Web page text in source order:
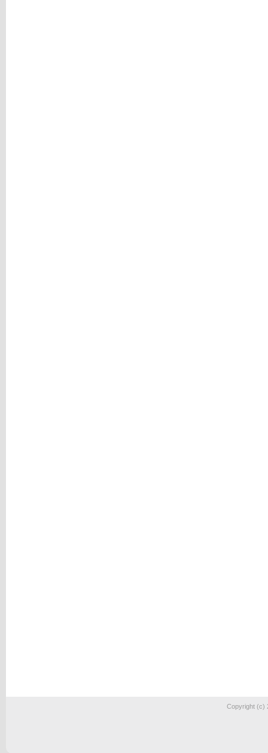
Copyright (c)